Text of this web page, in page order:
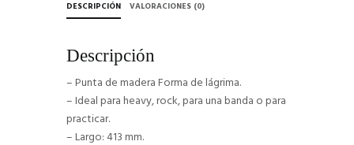
DESCRIPCIÓN VALORACIONES (0)
Descripción
– Punta de madera Forma de lágrima.
– Ideal para heavy, rock, para una banda o para
practicar.
– Largo: 413 mm.